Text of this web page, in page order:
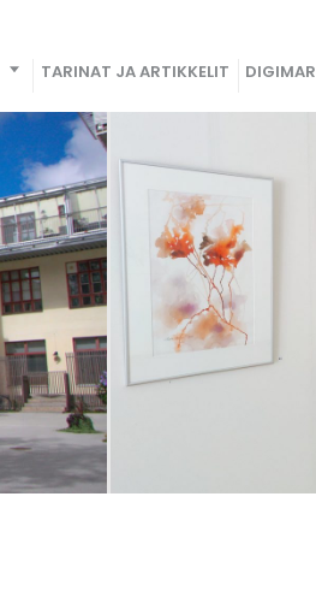
TARINAT JA ARTIKKELIT